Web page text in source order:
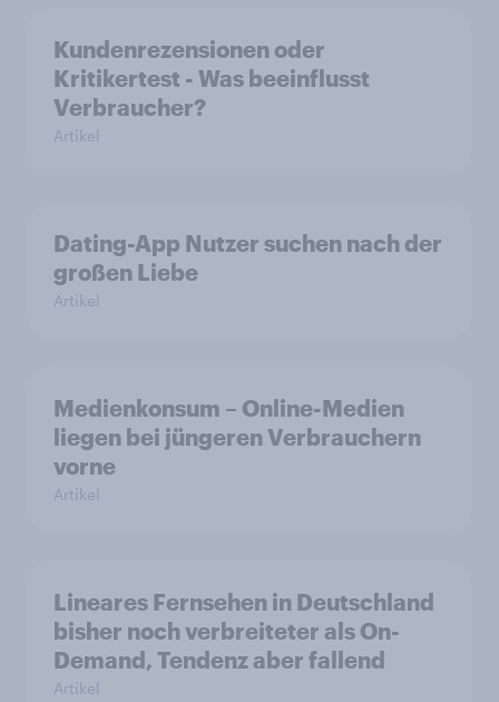
Kundenrezensionen oder
Kritikertest - Was beeinflusst
Verbraucher?
Artikel
Dating-App Nutzer suchen nach der
großen Liebe
Artikel
Medienkonsum – Online-Medien
liegen bei jüngeren Verbrauchern
vorne
Artikel
Lineares Fernsehen in Deutschland
bisher noch verbreiteter als On-
Demand, Tendenz aber fallend
Artikel